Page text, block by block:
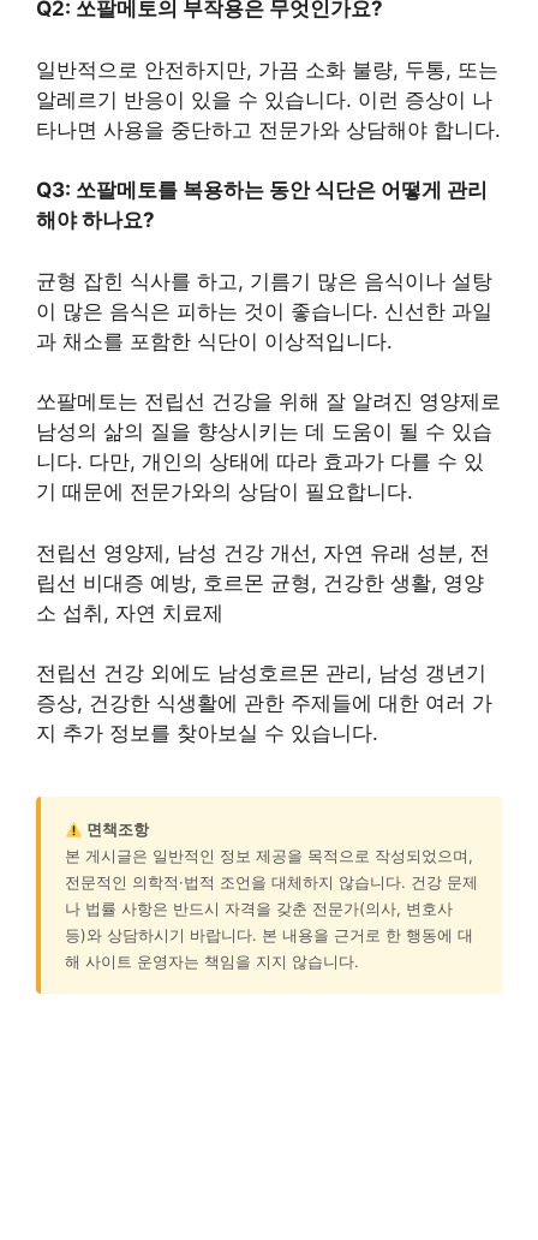
Q2: 쏘팔메토의 부작용은 무엇인가요?
일반적으로 안전하지만, 가끔 소화 불량, 두통, 또는
알레르기 반응이 있을 수 있습니다. 이런 증상이 나
타나면 사용을 중단하고 전문가와 상담해야 합니다.
Q3: 쏘팔메토를 복용하는 동안 식단은 어떻게 관리
해야 하나요?
균형 잡힌 식사를 하고, 기름기 많은 음식이나 설탕
이 많은 음식은 피하는 것이 좋습니다. 신선한 과일
과 채소를 포함한 식단이 이상적입니다.
쏘팔메토는 전립선 건강을 위해 잘 알려진 영양제로
남성의 삶의 질을 향상시키는 데 도움이 될 수 있습
니다. 다만, 개인의 상태에 따라 효과가 다를 수 있
기 때문에 전문가와의 상담이 필요합니다.
전립선 영양제, 남성 건강 개선, 자연 유래 성분, 전
립선 비대증 예방, 호르몬 균형, 건강한 생활, 영양
소 섭취, 자연 치료제
전립선 건강 외에도 남성호르몬 관리, 남성 갱년기
증상, 건강한 식생활에 관한 주제들에 대한 여러 가
지 추가 정보를 찾아보실 수 있습니다.
면책조항
본 게시글은 일반적인 정보 제공을 목적으로 작성되었으며,
전문적인 의학적·법적 조언을 대체하지 않습니다. 건강 문제
나 법률 사항은 반드시 자격을 갖춘 전문가(의사, 변호사
등)와 상담하시기 바랍니다. 본 내용을 근거로 한 행동에 대
해 사이트 운영자는 책임을 지지 않습니다.